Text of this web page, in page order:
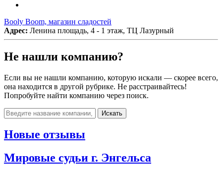
Booly Boom, магазин сладостей
Адрес: Ленина площадь, 4 - 1 этаж, ТЦ Лазурный
Не нашли компанию?
Если вы не нашли компанию, которую искали — скорее всего,
она находится в другой рубрике. Не расстраивайтесь!
Попробуйте найти компанию через поиск.
Искать
Новые отзывы
Мировые судьи г. Энгельса